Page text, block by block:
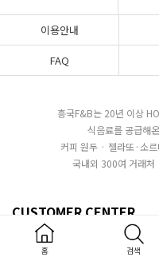
이용안내
FAQ
흥국F&B는 20년 이상
식음료를 공급해
커피 원두 · 젤라또·소
국내외 300여 거래처
CUSTOMER CENTER
080-850-2445
평일 10:00~17:00
홈 검색